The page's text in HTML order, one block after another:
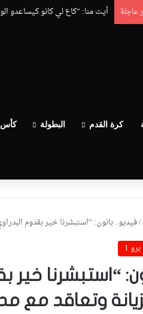
عاجلة أيت منا: “كاع لي كانو كيساعدو
كرة القدم البطولة كأس
/فيديو.. بانون: “استبشرنا خير بقدوم
1
“استبشرنا خير
وتعاقد مع